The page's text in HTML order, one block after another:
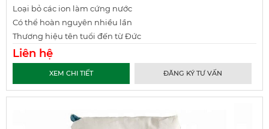
Loại bỏ các ion làm cứng nước
Có thể hoàn nguyên nhiều lần
Thương hiệu tên tuổi đến từ Đức
Liên hệ
XEM CHI TIẾT ĐĂNG KÝ TƯ VẤN